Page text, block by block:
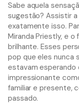
Sabe aquela
sugestão? Assistir a
exatamente isso.
Miranda Priestly, e
brilhante. Esses
pop que eles nunca
estavam esperando
impressionante
familiar e presente,
passado.